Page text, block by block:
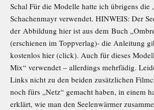
Schal Für die Modelle hatte ich übrigens die
Schachenmayr verwendet. HINWEIS: Der
der Abbildung hier ist aus dem Buch
(erschienen im Toppverlag)- die Anleitung
kostenlos hier (click). Auch für dieses
Mix“ verwendet – allerdings mehrfädig.
Links nicht zu den beiden zusätzlichen
noch fürs „Netz“ gemacht haben, in einem
erklärt, wie man den Seelenwärmer